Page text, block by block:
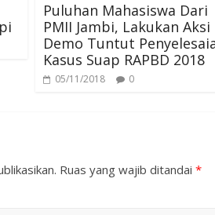
Puluhan Mahasiswa Dari
PMII Jambi, Lakukan Aksi
Demo Tuntut
Kasus Suap RAPBD 2018
05/11/2018 0
Ruas yang wajib ditandai *